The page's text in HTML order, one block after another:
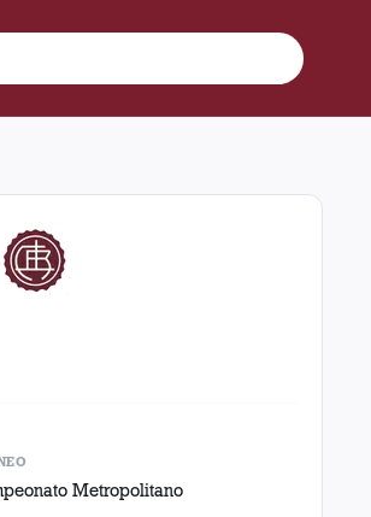
en el estadio Ferro Carril Oeste
Metropolitano